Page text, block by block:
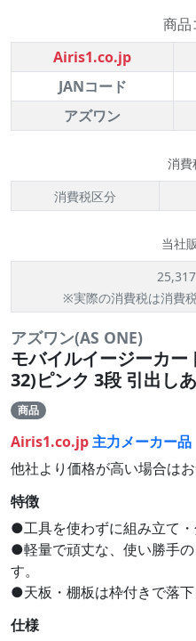
商品
Airis1.co.jp
JANコード
アズワン
消費
消費税区分
当社
※実際の消費税は消費
アズワン(AS ONE)
モバイルイージーカ
32)ピンク 3段 引出し
商品
Airis1.co.jp主力メーカー品
他社より価格が高い場合は
特徴
●工具を使わずに組み立て・
●軽量で頑丈な、使い勝手
す。
●天板・棚板は枠付きで落下
仕様